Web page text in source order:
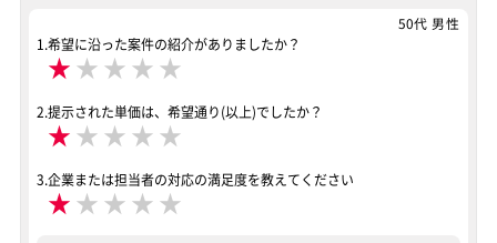
ポジション Java系エンジニア
スキル Java
特徴 リモートOK
50代 男性
1.希望に沿った案件の紹介がありましたか？
★ ★ ★ ★ ★
2.提示された単価は、希望通り(以上)でしたか？
★ ★ ★ ★ ★
3.企業または担当者の対応の満足度を教えてください
★ ★ ★ ★ ★